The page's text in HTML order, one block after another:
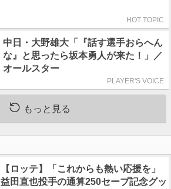
HOT TOPIC
中日・大野雄大「『話す選手おらへん
な』と思ったら坂本勇人が来た！」／
オールスター
PLAYER'S VOICE
もっと見る
【ロッテ】「これからも熱い応援を」
益田直也投手の通算250セーブ記念グッ